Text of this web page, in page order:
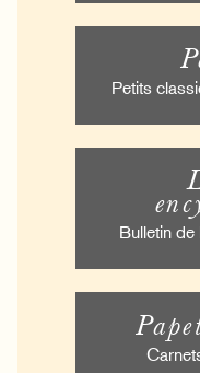
Petits
Bulletin de